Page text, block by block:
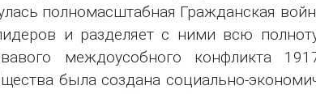
полномасштабная Гражданская
и разделяет с ними всю
междоусобного конфликта
была создана социально-